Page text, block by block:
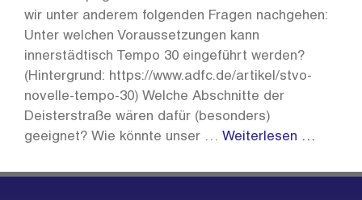
wir unter anderem folgenden Fragen nachgehen:
Unter welchen Voraussetzungen kann
innerstädtisch Tempo 30 eingeführt werden?
(Hintergrund: https://www.adfc.de/artikel/stvo-
novelle-tempo-30) Welche Abschnitte der
Deisterstraße wären dafür (besonders)
geeignet? Wie könnte unser … Weiterlesen …